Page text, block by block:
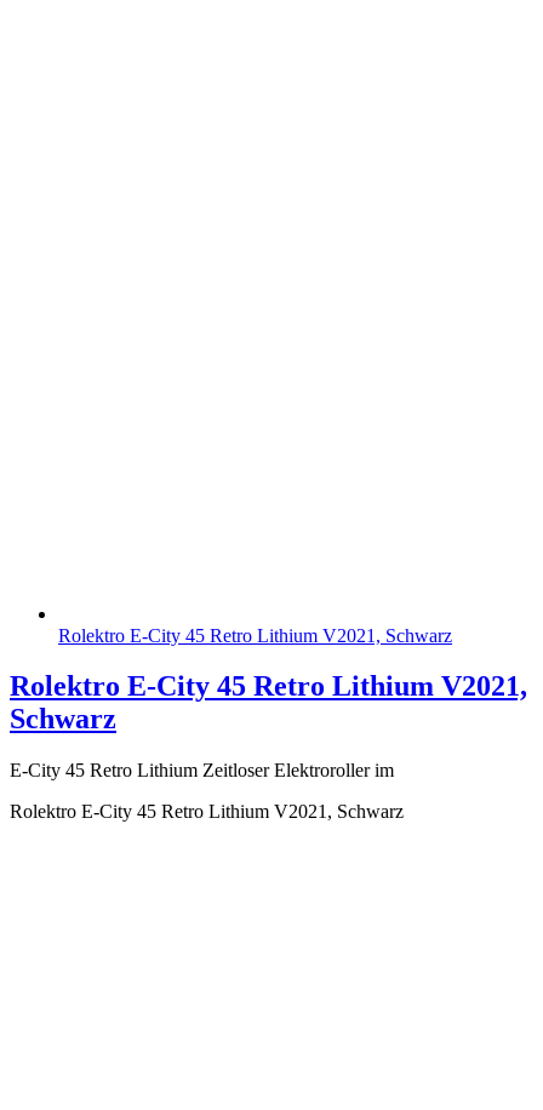
Rolektro E-City 45 Retro Lithium V2021, Schwarz
Rolektro E-City 45 Retro Lithium V2021,
Schwarz
E-City 45 Retro Lithium Zeitloser Elektroroller im
Rolektro E-City 45 Retro Lithium V2021, Schwarz